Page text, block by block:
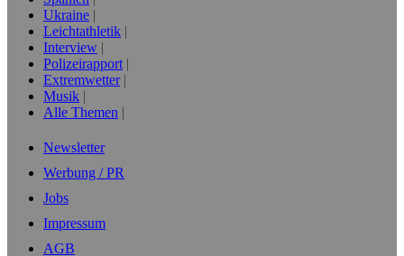
Ukraine
Leichtathletik
Interview
Polizeirapport
Extremwetter
Musik
Alle Themen
Newsletter
Werbung / PR
Jobs
Impressum
AGB